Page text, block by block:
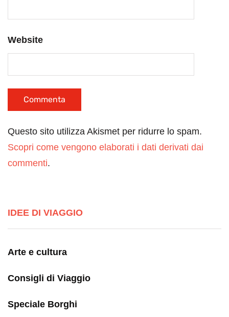
Website
Questo sito utilizza Akismet per ridurre lo spam.
Scopri come vengono elaborati i dati derivati dai
commenti.
IDEE DI VIAGGIO
Arte e cultura
Consigli di Viaggio
Speciale Borghi